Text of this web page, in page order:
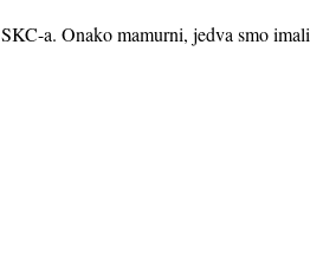
a. Onako mamurni, jedva smo imali